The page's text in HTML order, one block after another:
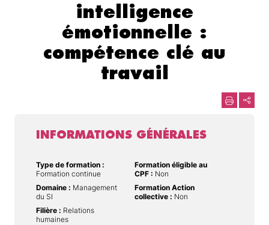
intelligence
émotionnelle :
compétence clé au
travail
INFORMATIONS GÉNÉRALES
Type de formation :
Formation continue
Domaine : Management
du SI
Filière : Relations
humaines
Formation éligible au
CPF : Non
Formation Action
collective : Non